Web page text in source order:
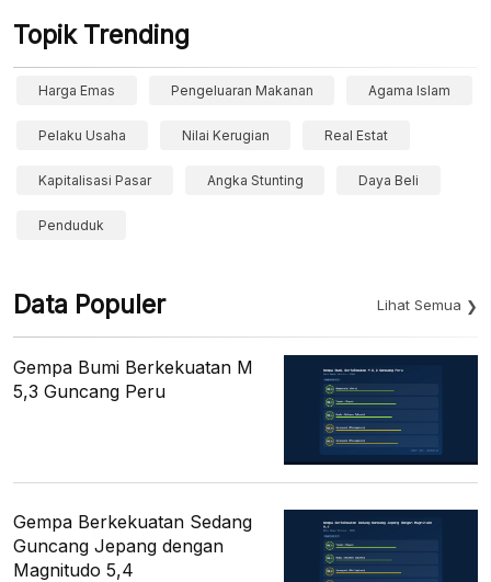
Topik Trending
Harga Emas Pengeluaran Makanan Agama Islam
Pelaku Usaha Nilai Kerugian Real Estat
Kapitalisasi Pasar Angka Stunting Daya Beli
Penduduk
Data Populer Lihat Semua
Gempa Bumi Berkekuatan M
5,3 Guncang Peru
Gempa Berkekuatan Sedang
Guncang Jepang dengan
Magnitudo 5,4